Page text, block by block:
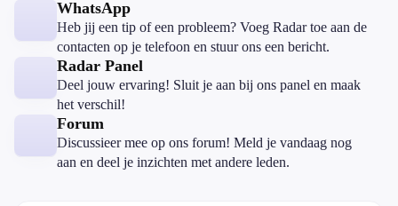
WhatsApp
Heb jij een tip of een probleem? Voeg Radar toe aan de
contacten op je telefoon en stuur ons een bericht.
Radar Panel
Deel jouw ervaring! Sluit je aan bij ons panel en maak
het verschil!
Forum
Discussieer mee op ons forum! Meld je vandaag nog
aan en deel je inzichten met andere leden.